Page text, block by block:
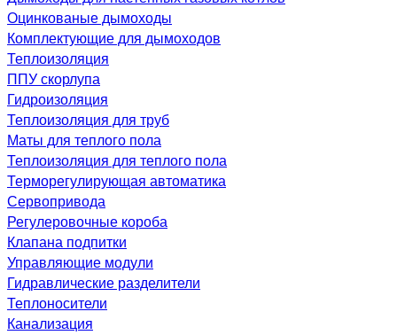
Оцинкованые дымоходы
Комплектующие для дымоходов
Теплоизоляция
ППУ скорлупа
Гидроизоляция
Теплоизоляция для труб
Маты для теплого пола
Теплоизоляция для теплого пола
Терморегулирующая автоматика
Сервопривода
Регулеровочные короба
Клапана подпитки
Управляющие модули
Гидравлические разделители
Теплоносители
Канализация